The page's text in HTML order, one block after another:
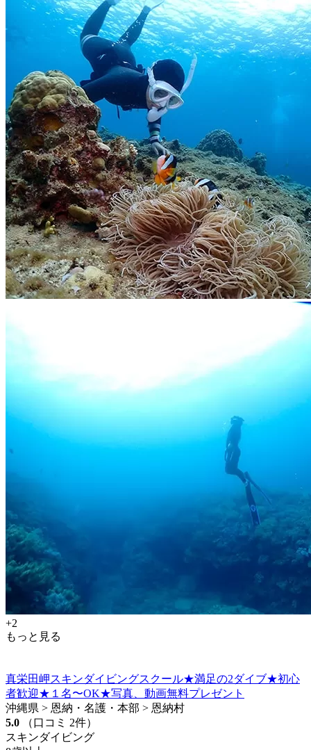
+2
もっと見る
真栄田岬スキンダイビングスクール★満足の2ダイブ★初心
者歓迎★１名〜OK★写真、動画無料プレゼント
沖縄県 > 恩納・名護・本部 > 恩納村
5.0
（口コミ 2件）
スキンダイビング